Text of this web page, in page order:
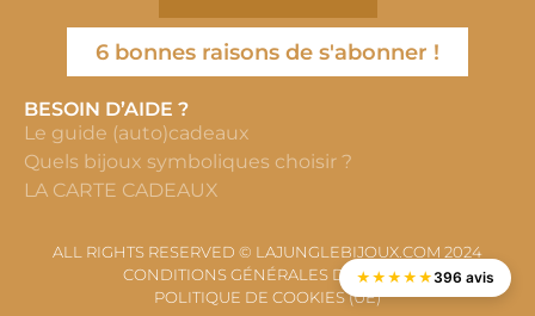
6 bonnes raisons de s'abonner !
BESOIN D’AIDE ?
Le guide (auto)cadeaux
Quels bijoux symboliques choisir ?
LA CARTE CADEAUX
ALL RIGHTS RESERVED © LAJUNGLEBIJOUX.COM 2024
CONDITIONS GÉNÉRALES DE VENTE
POLITIQUE DE COOKIES (UE)
★ ★ ★ ★ ★ 396 avis